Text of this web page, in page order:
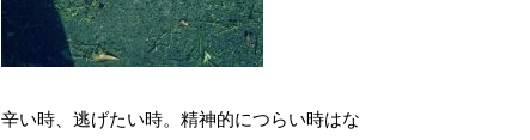
辛い時、逃げたい時。精神的につらい時はな